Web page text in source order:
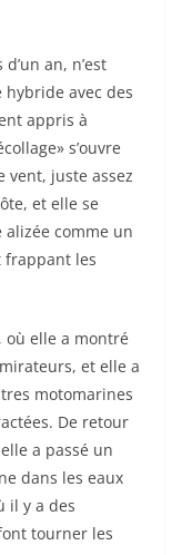
an, n’est
avec des
appris à
s’ouvre
juste assez
et elle se
comme un
frappant les
où elle a montré
et elle a
motomarines
De retour
a passé un
dans les eaux
il y a des
tourner les